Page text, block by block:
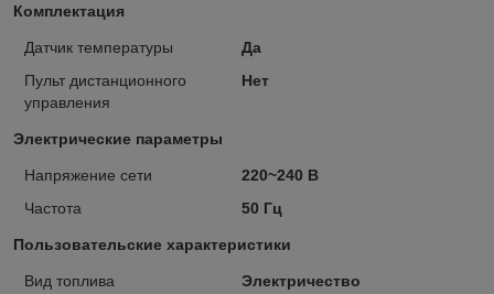
Комплектация
Датчик температуры
Да
Пульт дистанционного
управления
Нет
Электрические параметры
Напряжение сети
220~240 В
Частота
50 Гц
Пользовательские характеристики
Вид топлива Электричество